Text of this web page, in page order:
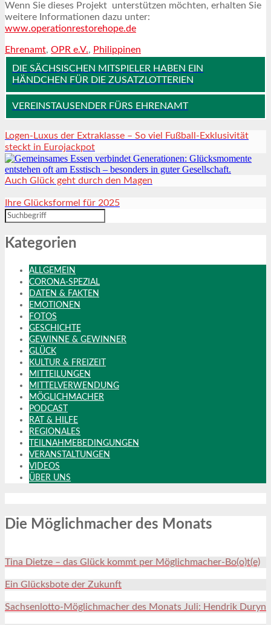
Wenn Sie dieses Projekt unterstützen möchten, erhalten Sie
weitere Informationen dazu unter:
www.operationrestorehope.de
Ehrenamt, OPR e.V., Philippinen
DIE SÄCHSISCHEN MITSPIELER HABEN EIN
HÄNDCHEN FÜR DIE ZUSATZLOTTERIEN
VEREINSTAUSENDER FÜRS EHRENAMT
Logen-Luxus der Extraklasse – So viel Fußball-Exklusivität
steckt in Eurojackpot
Auch Glück geht durch den Magen
Ihre Glücksformel für 2025
Kategorien
ALLGEMEIN
CORONA-SPEZIAL
DATEN & FAKTEN
EMOTIONEN
FOTOS
GESCHICHTE
GEWINNE & GEWINNER
GLÜCK
KULTUR & FREIZEIT
MITTEILUNGEN
MITTELVERWENDUNG
MÖGLICHMACHER
PODCAST
RAT & HILFE
REGIONALES
TEILNAHMEBEDINGUNGEN
VERANSTALTUNGEN
VIDEOS
ÜBER UNS
Die Möglichmacher des Monats
Tina Dietze – das Glück kommt per Möglichmacher-Bo(o)t(e)
Ein Glücksbote der Zukunft
Sachsenlotto-Möglichmacher des Monats Juli: Hendrik Duryn